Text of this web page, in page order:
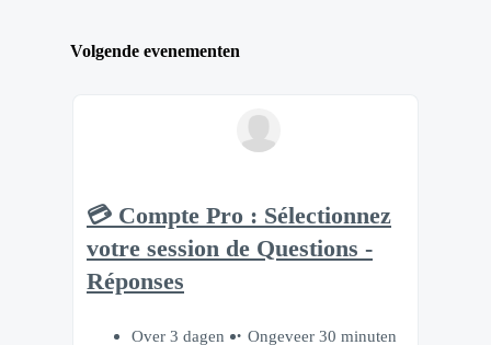
Volgende evenementen
💳 Compte Pro : Sélectionnez
votre session de Questions -
Réponses
Over 3 dagen Ongeveer 30 minuten